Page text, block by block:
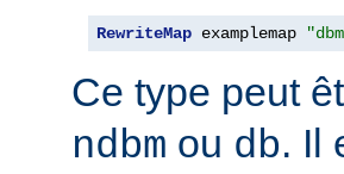
RewriteMap examplemap
Ce type peut
ndbm ou db. Il